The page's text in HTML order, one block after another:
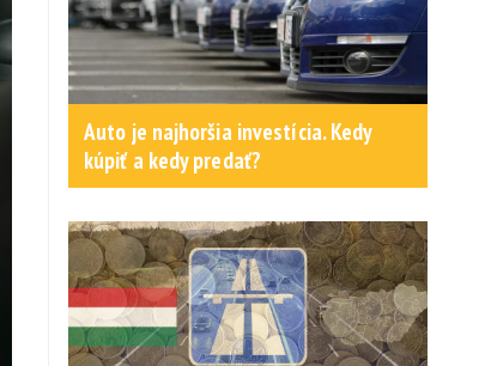
Auto je najhoršia investícia. Kedy
kúpiť a kedy predať?